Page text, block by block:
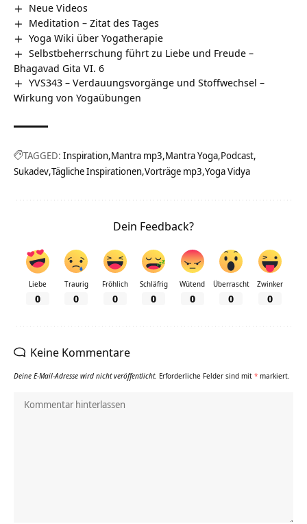
Neue Videos
Meditation – Zitat des Tages
Yoga Wiki über Yogatherapie
Selbstbeherrschung führt zu Liebe und Freude –
Bhagavad Gita VI. 6
YVS343 – Verdauungsvorgänge und Stoffwechsel –
Wirkung von Yogaübungen
TAGGED: Inspiration Mantra mp3 Mantra Yoga Podcast
Sukadev Tägliche Inspirationen Vorträge mp3 Yoga Vidya
Dein Feedback?
Liebe
0
Traurig
0
Fröhlich
0
Schläfrig
0
Wütend
0
Überrascht
0
Zwinker
0
Keine Kommentare
Deine E-Mail-Adresse wird nicht veröffentlicht. Erforderliche Felder sind mit * markiert.